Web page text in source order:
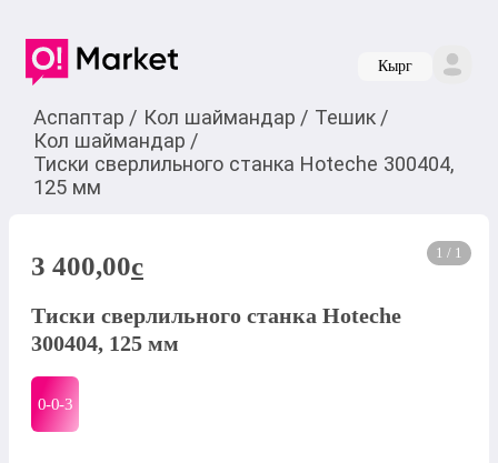
Кырг
Аспаптар / Кол шаймандар / Тешик /
Кол шаймандар /
Тиски сверлильного станка Hoteche 300404,
125 мм
1 / 1
3 400,00c
Тиски сверлильного станка Hoteche
300404, 125 мм
0-0-3